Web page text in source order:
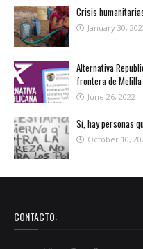
Crisis
January 30,
Alternativa
frontera de Melilla
June 26, 2022
Sí, hay personas
October 10,
CONTACTO: